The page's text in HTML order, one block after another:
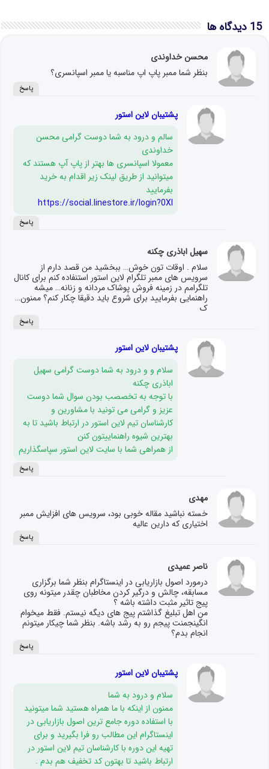
15 دیدگاه ها
محسن خداوندی
بنظر شما ممبر پاپ اپ مناسبه یا ممبر اسپانسری؟
پاسخ
پشتیبان لاین استور
سالم و درود به شما دوست گرامی محسن
خداوندی
معمولا اسپانسری ها بهتر از پاپ آپ هستند که
میتوانید از طریق لینک زیر اقدام به خرید
بفرمایید
https://social.linestore.ir/login?0Xl
پاسخ
سهیل اباذری چکنه
سلام . اوقات تون خوش… ببخشید من قصد دارم از
سرویس های ممبر تلگرام لاین استور استنفاده کنم برای کانال
تلگرامم در زمینه فروش پوشاک مردانه و زنانه… میشه
راهنمایی بفرمایید برای شروع باید دقیقا چکار کنم؟ ممنون…
ک
پاسخ
پشتیبان لاین استور
سلام و و درود به شما دوست گرامی سهیل
اباذری چکنه
با توجه به تخصصب بودن سوال شما دوست
عزیز و گرامی می تونید با مشاورین و
کارشناسان تیم لاین استور در ارتباط باشید تا به
بهترین شیوه راهنماییتون کنن
از همراهی شما با سایت لاین استور سپاسگذاریم
پاسخ
مهدی
خسته نباشید مقاله خوبی بود، سرویس های افزایش ممبر
اختیاری که دارین عالیه
پاسخ
ناصر عمیدی
درمورد اصول بازاریابی در اینستاگرام بنظر شما برگزاری
مسابقه، چالش و درگیر کردن مخاطبان چقدر میتونه روی
پیج تاثیر مثبت داشته باشه ؟
من اهل تبلیغ گذاشتم پیج های دیگه نیستم. فقط میخوام
انگینجمنت پیجم رو به رشد باشه. بنظر شما چیکار میتونم
انجام بدم؟
پاسخ
پشتیبان لاین استور
سلام و درود به شما
ممنون از اینکه با ما همراه هستید شما میتونید
با استفاده دوره جامع ترین اصول بازاریابی در
اینستاگرام این مطالب رو فرا بگیرید و برای
تهیه این دوره با کارشناسان تیم لاین استور در
ارتباط باشید تا بهتون کد تخفیف هم بدم .